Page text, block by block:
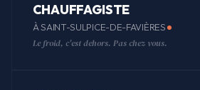
CHAUFFAGISTE
À SAINT-SULPICE-DE-FAVIÈRES
Le froid, c'est dehors. Pas chez vous.